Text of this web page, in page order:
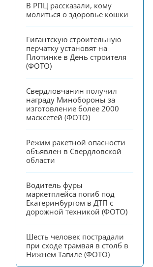
В РПЦ рассказали, кому
молиться о здоровье кошки
Гигантскую строительную
перчатку установят на
Плотинке в День строителя
(ФОТО)
Свердловчанин получил
награду Минобороны за
изготовление более 2000
масксетей (ФОТО)
Режим ракетной опасности
объявлен в Свердловской
области
Водитель фуры
маркетплейса погиб под
Екатеринбургом в ДТП с
дорожной техникой (ФОТО)
Шесть человек пострадали
при сходе трамвая в столб в
Нижнем Тагиле (ФОТО)